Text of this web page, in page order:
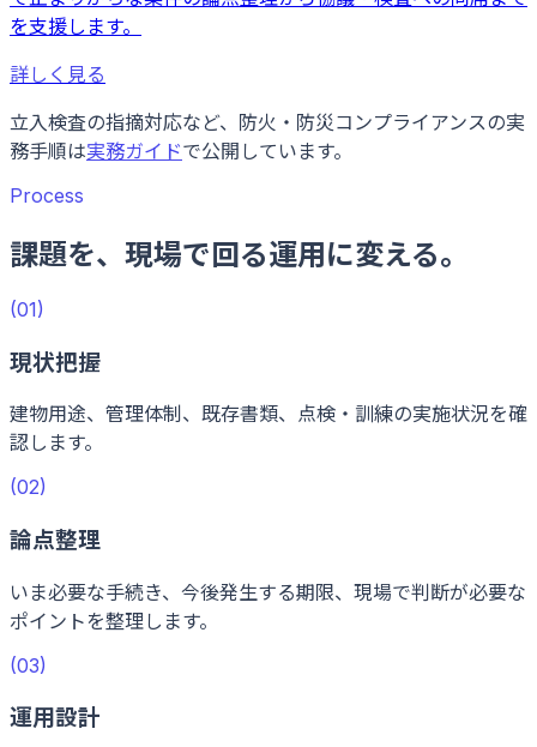
を支援します。
詳しく見る
立入検査の指摘対応など、防火・防災コンプライアンスの実
務手順は実務ガイドで公開しています。
Process
課題を、現場で回る運用に変える。
(01)
現状把握
建物用途、管理体制、既存書類、点検・訓練の実施状況を確
認します。
(02)
論点整理
いま必要な手続き、今後発生する期限、現場で判断が必要な
ポイントを整理します。
(03)
運用設計